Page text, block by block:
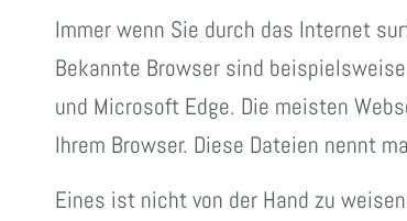
Immer wenn Sie durch das Internet
Bekannte Browser sind
und Microsoft Edge. Die meisten
Ihrem Browser. Diese Dateien nennt
Eines ist nicht von der Hand zu